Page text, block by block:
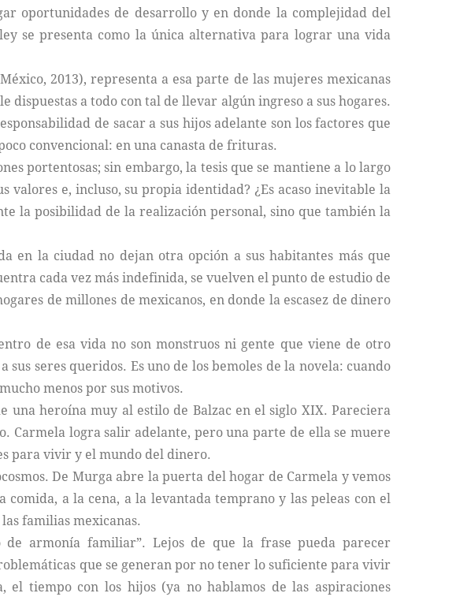
oportunidades de desarrollo y en donde la complejidad del
se presenta como la única alternativa para lograr una vida
2013), representa a esa parte de las mujeres mexicanas
a todo con tal de llevar algún ingreso a sus hogares.
de sacar a sus hijos adelante son los factores que
convencional: en una canasta de frituras.
portentosas; sin embargo, la tesis que se mantiene a lo largo
e, incluso, su propia identidad? ¿Es acaso inevitable la
la posibilidad de la realización personal, sino que también la
en la ciudad no dejan otra opción a sus habitantes más que
cada vez más indefinida, se vuelven el punto de estudio de
de millones de mexicanos, en donde la escasez de dinero
de esa vida no son monstruos ni gente que viene de otro
seres queridos. Es uno de los bemoles de la novela: cuando
menos por sus motivos.
heroína muy al estilo de Balzac en el siglo XIX. Pareciera
Carmela logra salir adelante, pero una parte de ella se muere
para vivir y el mundo del dinero.
De Murga abre la puerta del hogar de Carmela y vemos
a la cena, a la levantada temprano y las peleas con el
familias mexicanas.
armonía familiar”. Lejos de que la frase pueda parecer
que se generan por no tener lo suficiente para vivir
tiempo con los hijos (ya no hablamos de las aspiraciones